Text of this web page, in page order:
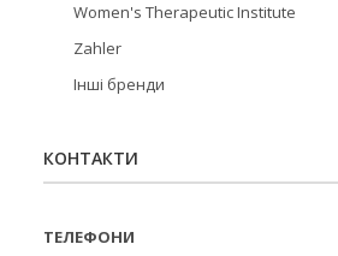
Women's Therapeutic Institute
Zahler
Інші бренди
КОНТАКТИ